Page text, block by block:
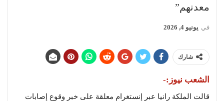
معدنهم”
في يونيو 4, 2026
شارك
الشعب نيوز:-
قالت الملكة رانيا عبر إنستغرام معلقة على خبر وقوع إصابات